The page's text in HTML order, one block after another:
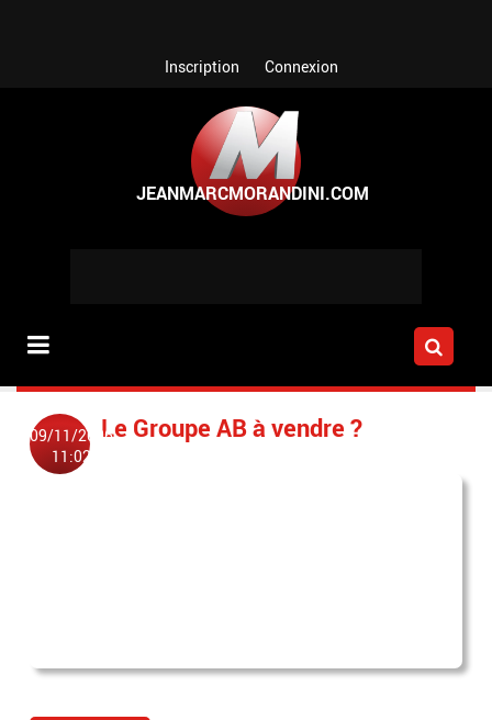
Inscription Connexion
09/11/2006
11:02
Le Groupe AB à vendre ?